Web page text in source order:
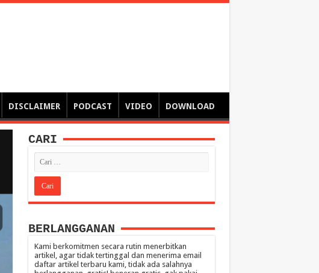
DISCLAIMER PODCAST VIDEO DOWNLOAD
CARI
BERLANGGANAN
Kami berkomitmen secara rutin menerbitkan
artikel, agar tidak tertinggal dan menerima email
daftar artikel terbaru kami, tidak ada salahnya